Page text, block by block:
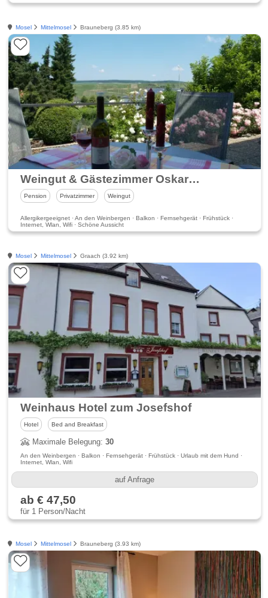
Mosel Mittelmosel Brauneberg (3.85 km)
Weingut & Gästezimmer Oskar Bastian
Pension Privatzimmer Weingut
Allergikergeeignet · An den Weinbergen · Balkon · Fernsehgerät · Frühstück ·
Internet, Wlan, Wifi · Schöne Aussicht
Mosel Mittelmosel Graach (3.92 km)
Weinhaus Hotel zum Josefshof
Hotel Bed and Breakfast
Maximale Belegung:30
An den Weinbergen · Balkon · Fernsehgerät · Frühstück · Urlaub mit dem Hund ·
Internet, Wlan, Wifi
auf Anfrage
ab € 47,50
für 1 Person/Nacht
Mosel Mittelmosel Brauneberg (3.93 km)